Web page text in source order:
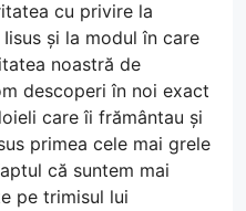
cu privire la
și la modul în care
noastră de
descoperi în noi exact
care îi frământau și
primea cele mai grele
că suntem mai
pe trimisul lui